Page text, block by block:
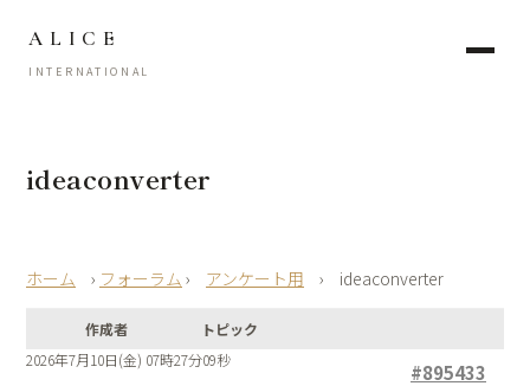
ALICE
INTERNATIONAL
ideaconverter
› フォーラム › アンケート用 › ideaconverter
作成者
トピック
2026年7月10日(金) 07時27分09秒
#895433